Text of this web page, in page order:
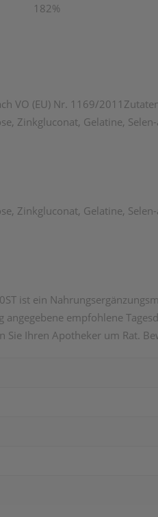
182%
VO (EU) Nr. 1169/
Zinkgluconat, Gelatine,
Zinkgluconat, Gelatine,
90ST ist ein
empfohlene
Sie Ihren Apotheker um Rat.